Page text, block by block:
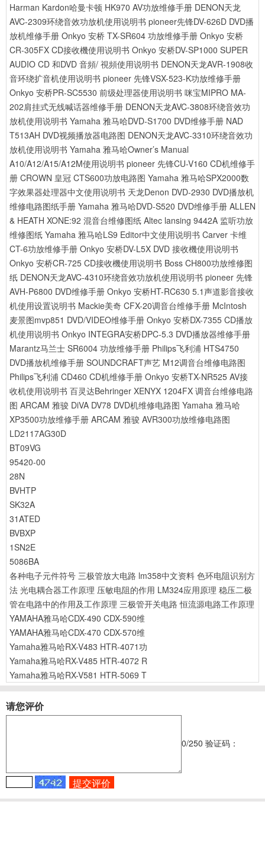
Harman Kardon哈曼卡顿 HK970 AV功放维修手册 DENON天龙
AVC-2309环绕音效功放机使用说明书 pioneer先锋DV-626D DVD播
放机维修手册 Onkyo 安桥 TX-SR604 功放维修手册 Onkyo 安桥
CR-305FX CD接收機使用说明书 Onkyo 安桥DV-SP1000 SUPER
AUDIO CD 和DVD 音頻/ 視頻使用说明书 DENON天龙AVR-1908收
音环绕扩音机使用说明书 pioneer 先锋VSX-523-K功放维修手册
Onkyo 安桥PR-SC5530 前级处理器使用说明书 咪宝MIPRO MA-
202肩挂式无线喊话器维修手册 DENON天龙AVC-3808环绕音效功
放机使用说明书 Yamaha 雅马哈DVD-S1700 DVD维修手册 NAD
T513AH DVD视频播放器电路图 DENON天龙AVC-3310环绕音效功
放机使用说明书 Yamaha 雅马哈Owner’s Manual
A10/A12/A15/A12M使用说明书 pioneer 先锋CU-V160 CD机维修手
册 CROWN 皇冠 CTS600功放电路图 Yamaha 雅马哈SPX2000数
字效果器处理器中文使用说明书 天龙Denon DVD-2930 DVD播放机
维修电路图纸手册 Yamaha 雅马哈DVD-S520 DVD维修手册 ALLEN
& HEATH XONE:92 混音台维修图纸 Altec lansing 9442A 监听功放
维修图纸 Yamaha 雅马哈LS9 Editor中文使用说明书 Carver 卡维
CT-6功放维修手册 Onkyo 安桥DV-L5X DVD 接收機使用说明书
Onkyo 安桥CR-725 CD接收機使用说明书 Boss CH800功放维修图
纸 DENON天龙AVC-4310环绕音效功放机使用说明书 pioneer 先锋
AVH-P6800 DVD维修手册 Onkyo 安桥HT-RC630 5.1声道影音接收
机使用设置说明书 Mackie美奇 CFX-20调音台维修手册 McIntosh
麦景图mvp851 DVD/VIDEO维修手册 Onkyo 安桥DX-7355 CD播放
机使用说明书 Onkyo INTEGRA安桥DPC-5.3 DVD播放器维修手册
Marantz马兰士 SR6004 功放维修手册 Philips飞利浦 HTS4750
DVD播放机维修手册 SOUNDCRAFT声艺 M12调音台维修电路图
Philips飞利浦 CD460 CD机维修手册 Onkyo 安桥TX-NR525 AV接
收机使用说明书 百灵达Behringer XENYX 1204FX 调音台维修电路
图 ARCAM 雅骏 DiVA DV78 DVD机维修电路图 Yamaha 雅马哈
XP3500功放维修手册 ARCAM 雅骏 AVR300功放维修电路图
LD2117AG30D
BT09VG
95420-00
28N
BVHTP
SK32A
31ATED
BVBXP
1SN2E
5086BA
各种电子元件符号 三极管放大电路 lm358中文资料 色环电阻识别方
法 光电耦合器工作原理 压敏电阻的作用 LM324应用原理 稳压二极
管在电路中的作用及工作原理 三极管开关电路 恒流源电路工作原理
YAMAHA雅马哈CDX-490 CDX-590维
YAMAHA雅马哈CDX-470 CDX-570维
Yamaha雅马哈RX-V483 HTR-4071功
Yamaha雅马哈RX-V485 HTR-4072 R
Yamaha雅马哈RX-V581 HTR-5069 T
请您评价
0/250 验证码：